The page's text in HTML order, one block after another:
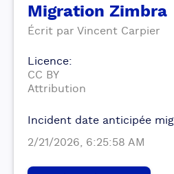
Migration Zimbra
Écrit par Vincent Carpier
Licence:
CC BY
Attribution
Incident date anticipée
2/21/2026, 6:25:58 AM